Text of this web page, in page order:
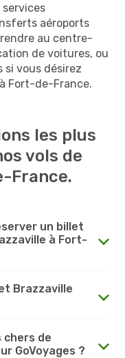
services
aéroports
au centre-
de voitures, ou
si vous désirez
Fort-de-France.
les plus
vols de
France.
un billet
à Fort-
Brazzaville
chers de
GoVoyages ?